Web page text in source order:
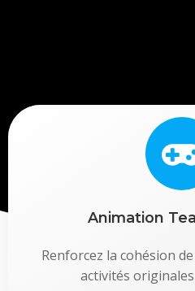
Animation
Renforcez la cohésion
activités